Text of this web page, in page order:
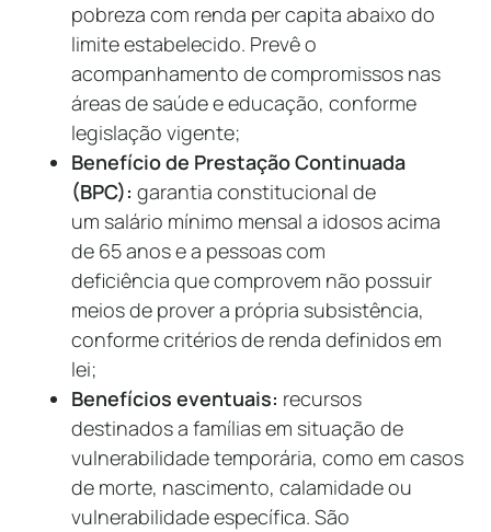
pobreza com renda per capita abaixo do
limite estabelecido. Prevê o
acompanhamento de compromissos nas
áreas de saúde e educação, conforme
legislação vigente;
Benefício de Prestação Continuada
(BPC): garantia constitucional de
um salário mínimo mensal a idosos acima
de 65 anos e a pessoas com
deficiência que comprovem não possuir
meios de prover a própria subsistência,
conforme critérios de renda definidos em
lei;
Benefícios eventuais: recursos
destinados a famílias em situação de
vulnerabilidade temporária, como em casos
de morte, nascimento, calamidade ou
vulnerabilidade específica. São